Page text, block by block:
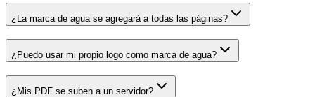
¿La marca de agua se agregará a todas las páginas?
¿Puedo usar mi propio logo como marca de agua?
¿Mis PDF se suben a un servidor?